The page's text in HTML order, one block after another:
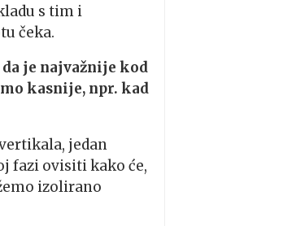
s tim i
čeka.
je najvažnije kod
kasnije, npr. kad
jedan
fazi ovisiti kako će,
izolirano